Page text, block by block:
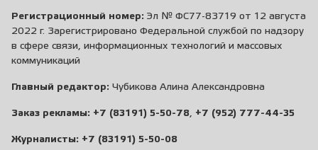
Регистрационный номер: Эл № ФС77-83719 от 12 августа
2022 г. Зарегистрировано Федеральной службой по надзору
в сфере связи, информационных технологий и массовых
коммуникаций
Главный редактор: Чубикова Алина Александровна
Заказ рекламы: +7 (83191) 5-50-78, +7 (952) 777-44-35
Журналисты: +7 (83191) 5-50-08